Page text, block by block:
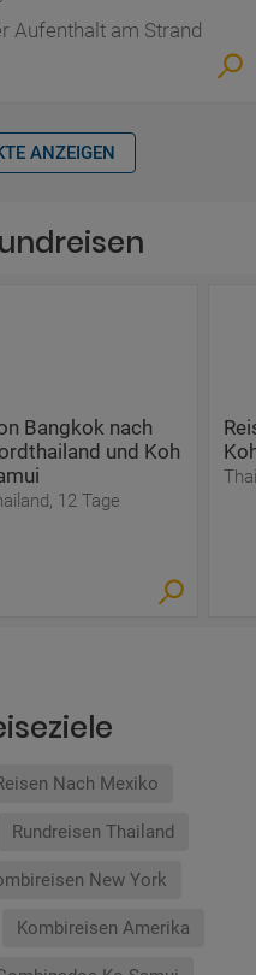
Aufenthalt am Strand
ANZEIGEN
Bangkok nach
und Koh
12 Tage
Nach Mexiko
Rundreisen Thailand
New York
Kombireisen Amerika